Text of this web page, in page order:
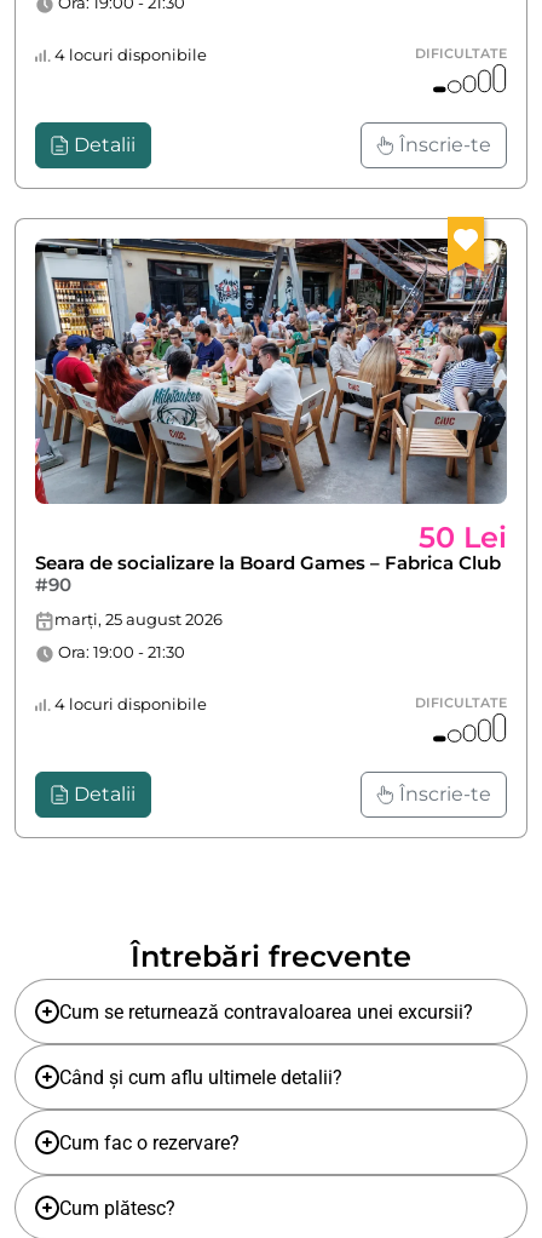
4 locuri disponibile DIFICULTATE
Detalii Înscrie-te
50 Lei
Seara de socializare la Board Games – Fabrica Club
#90
marți, 25 august 2026
Ora: 19:00 - 21:30
4 locuri disponibile DIFICULTATE
Detalii Înscrie-te
Întrebări frecvente
Cum se returnează contravaloarea unei excursii?
Când și cum aflu ultimele detalii?
Cum fac o rezervare?
Cum plătesc?